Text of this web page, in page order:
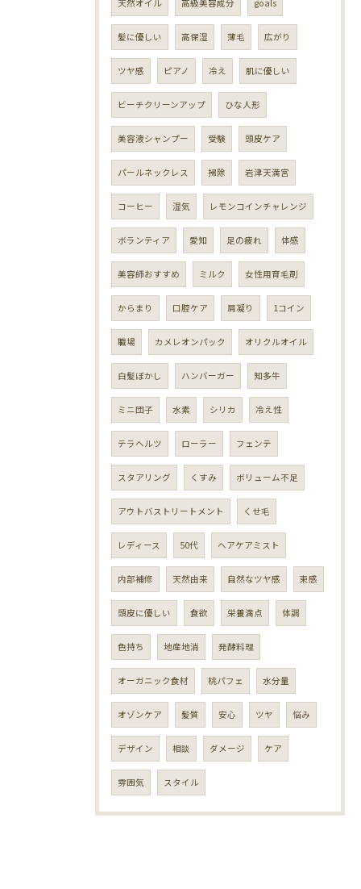
天然オイル 高級美容成分 goals
髪に優しい 高保湿 薄毛 広がり
ツヤ感 ピアノ 冷え 肌に優しい
ビーチクリーンアップ ひな人形
美容液シャンプー 受験 頭皮ケア
パールネックレス 掃除 岩津天満宮
コーヒー 湿気 レモンコインチャレンジ
ボランティア 愛知 足の疲れ 体感
美容師おすすめ ミルク 女性用育毛剤
からまり 口腔ケア 肩凝り 1コイン
職場 カメレオンパック オリクルオイル
白髪ぼかし ハンバーガー 知多牛
ミニ団子 水素 シリカ 冷え性
テラヘルツ ローラー フェンテ
スタアリング くすみ ボリューム不足
アウトバストリートメント くせ毛
レディース 50代 ヘアケアミスト
内部補修 天然由来 自然なツヤ感 束感
頭皮に優しい 食欲 栄養満点 体調
色持ち 地産地消 発酵料理
オーガニック食材 桃パフェ 水分量
オゾンケア 髪質 安心 ツヤ 悩み
デザイン 相談 ダメージ ケア
雰囲気 スタイル